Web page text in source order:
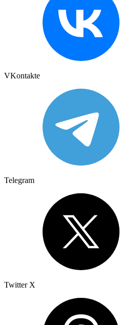
VKontakte
Telegram
Twitter X